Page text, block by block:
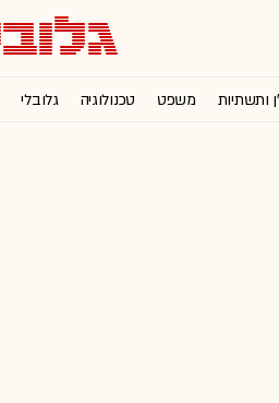
ותשתיות משפט טכנולוגיה גלובלי